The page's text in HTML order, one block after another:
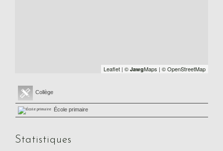
Leaflet | © JawgMaps | © OpenStreetMap
Collège
École primaire
Statistiques